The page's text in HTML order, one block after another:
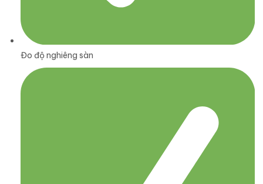
Đo độ nghiêng sàn